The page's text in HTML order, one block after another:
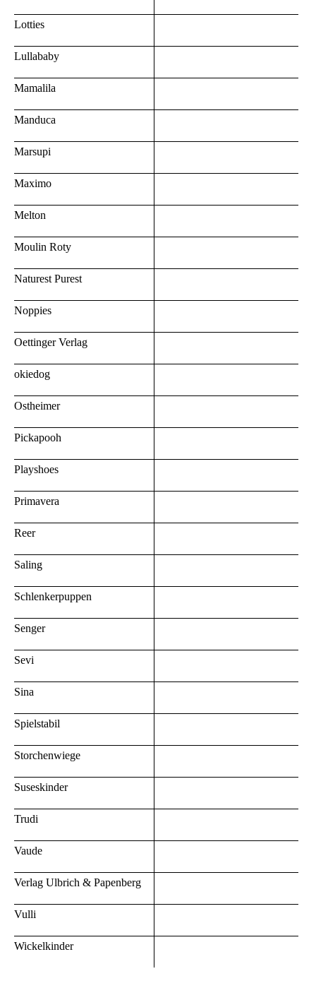
Lotties
Lullababy
Mamalila
Manduca
Marsupi
Maximo
Melton
Moulin Roty
Naturest Purest
Noppies
Oettinger Verlag
okiedog
Ostheimer
Pickapooh
Playshoes
Primavera
Reer
Saling
Schlenkerpuppen
Senger
Sevi
Sina
Spielstabil
Storchenwiege
Suseskinder
Trudi
Vaude
Verlag Ulbrich & Papenberg
Vulli
Wickelkinder